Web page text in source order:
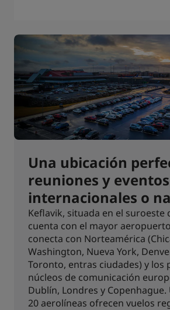
Una ubicación
reuniones y eventos
internacionales o
Keflavik, situada en el suroeste
cuenta con el mayor
conecta con Norteamérica
Washington, Nueva York,
Toronto, entras ciudades) y los
núcleos de comunicación
Dublín, Londres y Copenhague.
20 aerolíneas ofrecen vuelos